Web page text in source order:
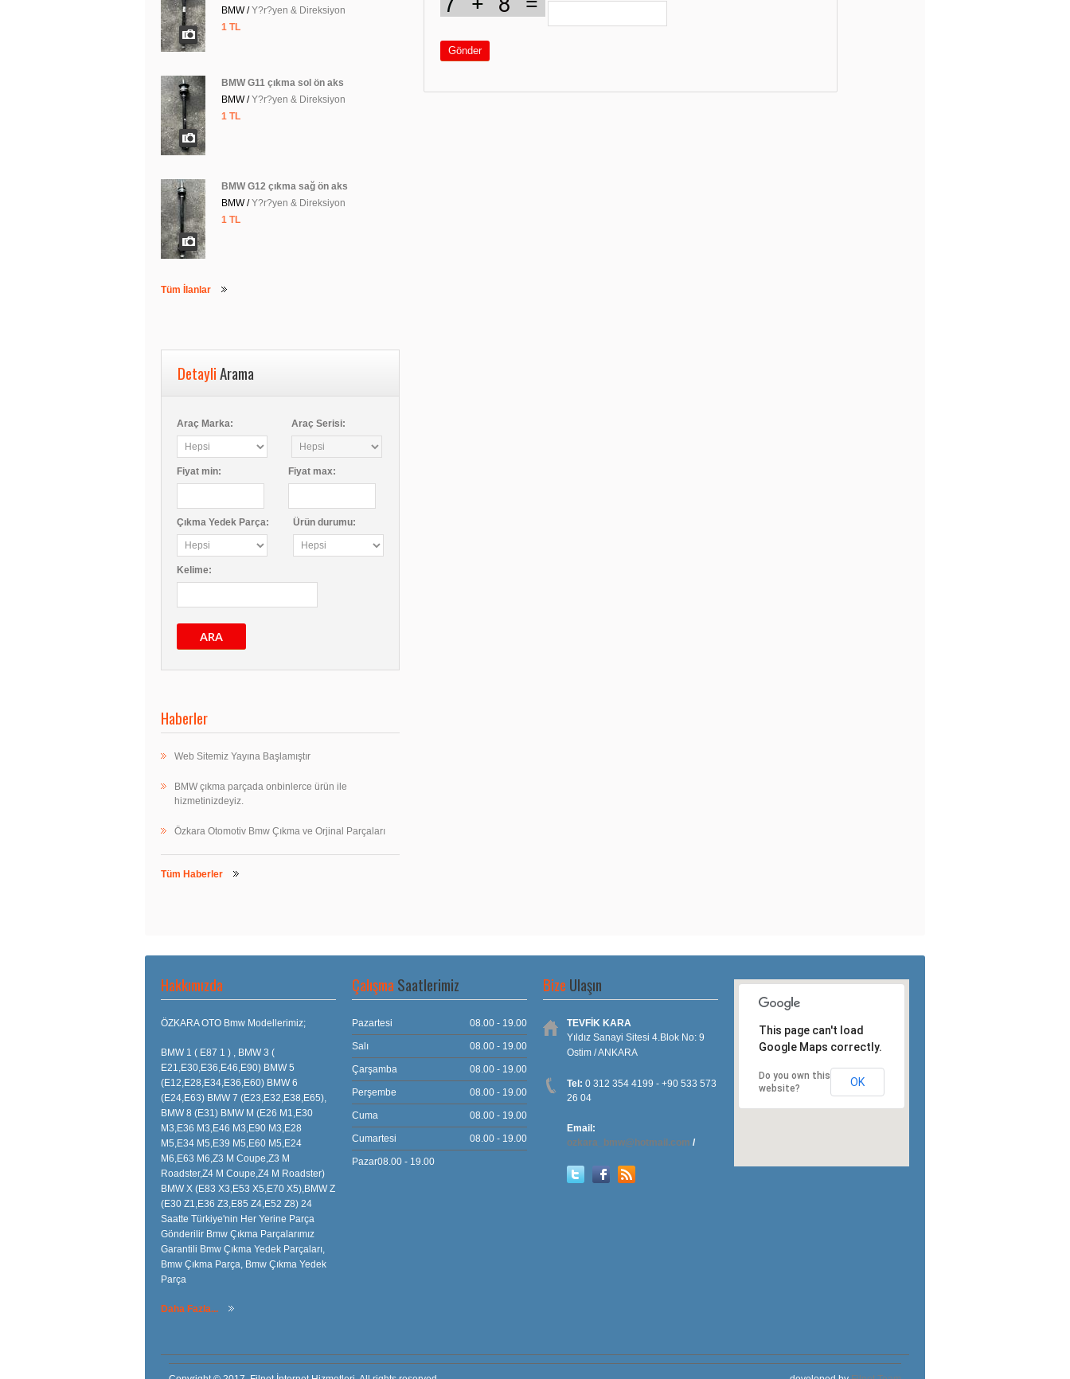
Gönder
BMW /Y?r?yen & Direksiyon
1 TL
BMW G11 çıkma sol ön aks
BMW /Y?r?yen & Direksiyon
1 TL
BMW G12 çıkma sağ ön aks
BMW /Y?r?yen & Direksiyon
1 TL
Tüm İlanlar
DetayliArama
Araç Marka: Araç Serisi:
Fiyat min: Fiyat max:
Çıkma Yedek Parça: Ürün durumu:
Kelime:
ARA
Haberler
Web Sitemiz Yayına Başlamıştır
BMW çıkma parçada onbinlerce ürün ile
hizmetinizdeyiz.
Özkara Otomotiv Bmw Çıkma ve Orjinal Parçaları
Tüm Haberler
Hakkımızda
ÖZKARA OTO Bmw Modellerimiz;
BMW 1 ( E87 1 ) , BMW 3 (
E21,E30,E36,E46,E90) BMW 5
(E12,E28,E34,E36,E60) BMW 6
(E24,E63) BMW 7 (E23,E32,E38,E65),
BMW 8 (E31) BMW M (E26 M1,E30
M3,E36 M3,E46 M3,E90 M3,E28
M5,E34 M5,E39 M5,E60 M5,E24
M6,E63 M6,Z3 M Coupe,Z3 M
Roadster,Z4 M Coupe,Z4 M Roadster)
BMW X (E83 X3,E53 X5,E70 X5),BMW Z
(E30 Z1,E36 Z3,E85 Z4,E52 Z8) 24
Saatte Türkiye'nin Her Yerine Parça
Gönderilir Bmw Çıkma Parçalarımız
Garantili Bmw Çıkma Yedek Parçaları,
Bmw Çıkma Parça, Bmw Çıkma Yedek
Parça
Daha Fazla...
Çalışma Saatlerimiz
Pazartesi 08.00 - 19.00
Salı 08.00 - 19.00
Çarşamba 08.00 - 19.00
Perşembe 08.00 - 19.00
Cuma 08.00 - 19.00
Cumartesi 08.00 - 19.00
Pazar08.00 - 19.00
Bize Ulaşın
TEVFİK KARA
Yıldız Sanayi Sitesi 4.Blok No: 9
Ostim / ANKARA
Tel: 0 312 354 4199 - +90 533 573
26 04
Email:
ozkara_bmw@hotmail.com /
This page can't load
Google Maps correctly.
Do you own this
website?
OK